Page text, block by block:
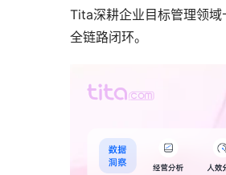
Tita深耕企业目标管理领域
全链路闭环。